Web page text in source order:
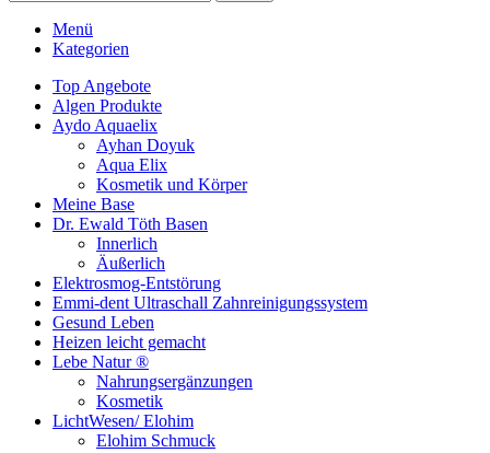
Menü
Kategorien
Top Angebote
Algen Produkte
Aydo Aquaelix
Ayhan Doyuk
Aqua Elix
Kosmetik und Körper
Meine Base
Dr. Ewald Töth Basen
Innerlich
Äußerlich
Elektrosmog-Entstörung
Emmi-dent Ultraschall Zahnreinigungssystem
Gesund Leben
Heizen leicht gemacht
Lebe Natur ®
Nahrungsergänzungen
Kosmetik
LichtWesen/ Elohim
Elohim Schmuck